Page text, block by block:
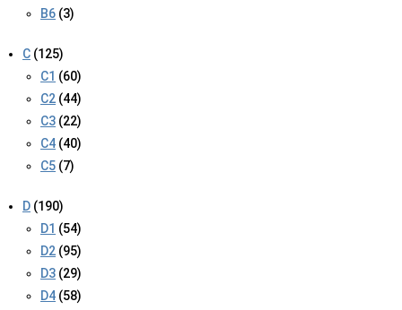
B6 (3)
C (125)
C1 (60)
C2 (44)
C3 (22)
C4 (40)
C5 (7)
D (190)
D1 (54)
D2 (95)
D3 (29)
D4 (58)